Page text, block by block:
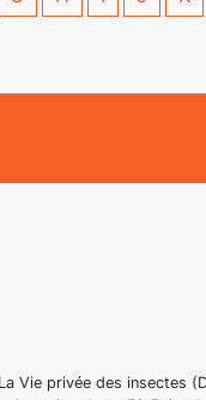
Vie privée des insectes